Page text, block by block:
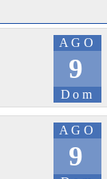
AGO
9
Dom
AGO
9